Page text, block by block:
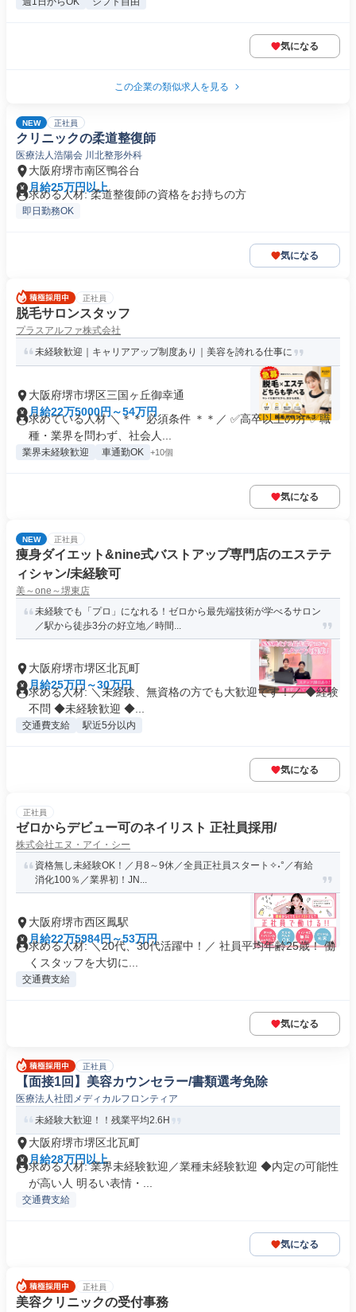
気になる
この企業の類似求人を見る
NEW 正社員
クリニックの柔道整復師
医療法人浩陽会 川北整形外科
大阪府堺市南区鴨谷台
月給25万円以上
求める人材: 柔道整復師の資格をお持ちの方
即日勤務OK
気になる
正社員
脱毛サロンスタッフ
プラスアルファ株式会社
未経験歓迎｜キャリアアップ制度あり｜美容を誇れる仕事に
大阪府堺市堺区三国ヶ丘御幸通
月給22万5000円～54万円
求めている人材 ＼＊＊ 必須条件 ＊＊／ ✅高卒以上の方 ✅職
種・業界を問わず、社会人...
業界未経験歓迎 車通勤OK +10個
気になる
NEW 正社員
痩身ダイエット&nine式バストアップ専門店のエステテ
ィシャン/未経験可
美～one～堺東店
未経験でも「プロ」になれる！ゼロから最先端技術が学べるサロン
／駅から徒歩3分の好立地／時間...
大阪府堺市堺区北瓦町
月給25万円～30万円
求める人材: ＼未経験、無資格の方でも大歓迎です！／ ◆経験
不問 ◆未経験歓迎 ◆...
交通費支給 駅近5分以内
気になる
正社員
ゼロからデビュー可のネイリスト 正社員採用/
株式会社エヌ・アイ・シー
資格無し未経験OK！／月8～9休／全員正社員スタート✧˖°／有給
消化100％／業界初！JN...
大阪府堺市西区鳳駅
月給22万5984円～53万円
求める人材: ＼20代、30代活躍中！／ 社員平均年齢25歳！ 働
くスタッフを大切に...
交通費支給
気になる
正社員
【面接1回】美容カウンセラー/書類選考免除
医療法人社団メディカルフロンティア
未経験大歓迎！！残業平均2.6H
大阪府堺市堺区北瓦町
月給28万円以上
求める人材: 業界未経験歓迎／業種未経験歓迎 ◆内定の可能性
が高い人 明るい表情・...
交通費支給
気になる
正社員
美容クリニックの受付事務